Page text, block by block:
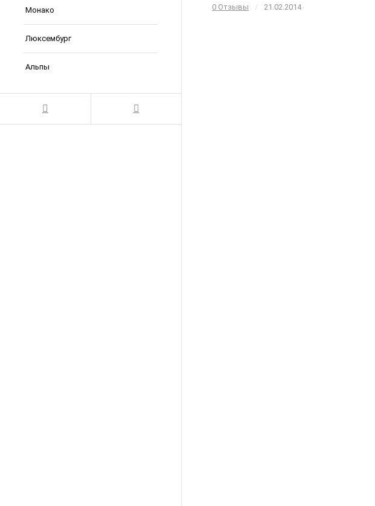
Монако
Люксембург
Альпы
0 Отзывы / 21.02.2014